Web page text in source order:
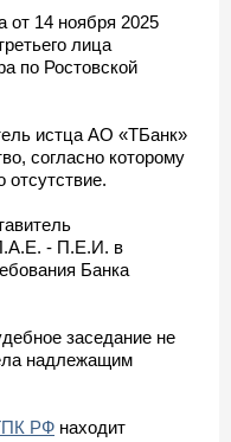
от 14 ноября 2025
лица
по Ростовской
истца АО «ТБанк»
согласно которому
отсутствие.
- П.Е.И. в
Банка
заседание не
надлежащим
РФ находит